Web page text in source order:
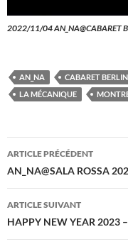
2022/11/04 AN_NA@CABARET
AN_NA CABARET BERLIN
LA MÉCANIQUE
Navigation
de
l'article
ARTICLE PRÉCÉDENT
AN_NA@SALA ROSSA
ARTICLE SUIVANT
HAPPY NEW YEAR 2023